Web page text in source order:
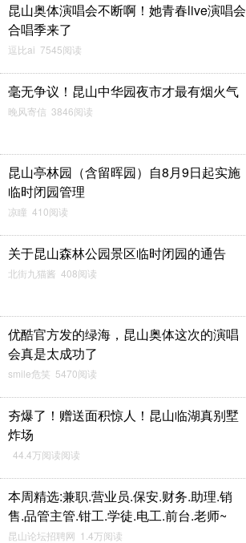
昆山奥体演唱会不断啊！她青春live演唱会
合唱季来了
逗比ai 7545阅读
毫无争议！昆山中华园夜市才最有烟火气
晚风寄信 3846阅读
昆山亭林园（含留晖园）自8月9日起实施
临时闭园管理
凉瞳 410阅读
关于昆山森林公园景区临时闭园的通告
北街九猫酱 408阅读
优酷官方发的绿海，昆山奥体这次的演唱
会真是太成功了
smile危笑 5470阅读
夯爆了！赠送面积惊人！昆山临湖真别墅
炸场
44.4万阅读阅读
本周精选:兼职.营业员.保安.财务.助理.销
售.品管主管.钳工.学徒.电工.前台.老师~
昆山论坛招聘网 1.4万阅读